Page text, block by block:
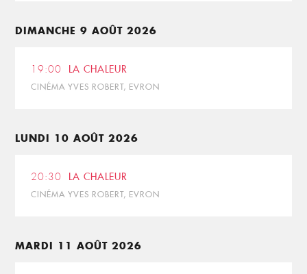
DIMANCHE 9 AOÛT 2026
19:00 LA CHALEUR
CINÉMA YVES ROBERT, EVRON
LUNDI 10 AOÛT 2026
20:30 LA CHALEUR
CINÉMA YVES ROBERT, EVRON
MARDI 11 AOÛT 2026